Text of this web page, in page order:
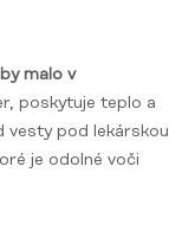
malo v
poskytuje teplo a
vesty pod lekárskou
je odolné voči